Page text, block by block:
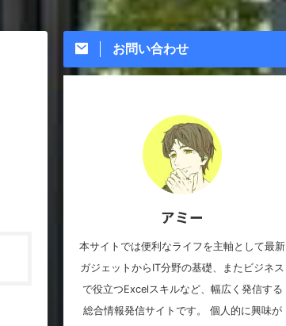
お問い合わせ
アミー
本サイトでは便利なライフを主軸として最新
ガジェットからIT分野の基礎、またビジネス
で役立つExcelスキルなど、幅広く発信する
総合情報発信サイトです。 個人的に興味が